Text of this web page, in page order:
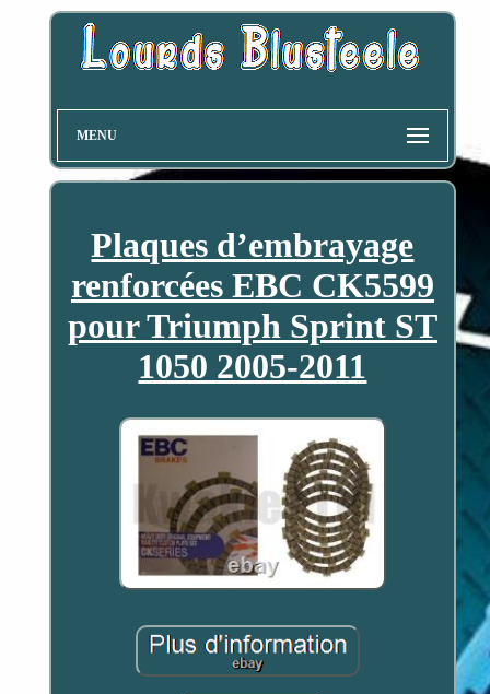
MENU
Plaques d’embrayage
renforcées EBC CK5599
pour Triumph Sprint ST
1050 2005-2011